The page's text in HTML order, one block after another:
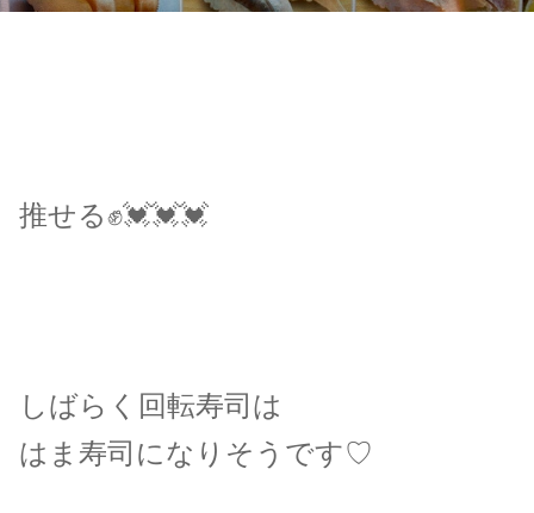
推せる✊💓💓💓
しばらく回転寿司は
はま寿司になりそうです♡